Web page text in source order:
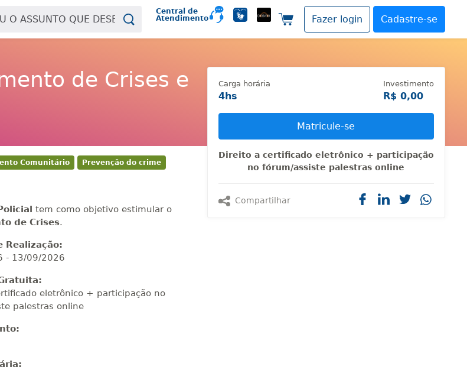
Central de
Atendimento
Carrinho de compras
Fazer login Cadastre-se
de Crises e
Carga horária
4hs
Investimento
R$ 0,00
Matricule-se
Direito a certificado eletrônico + participação
no fórum/assiste palestras online
Compartilhar
Comunitário
Prevenção do crime
tem como objetivo estimular o
de Crises.
Realização:
- 13/09/2026
eletrônico + participação no
palestras online